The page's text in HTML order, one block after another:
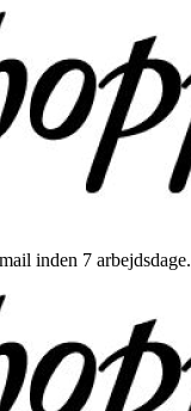
inden 7 arbejdsdage.